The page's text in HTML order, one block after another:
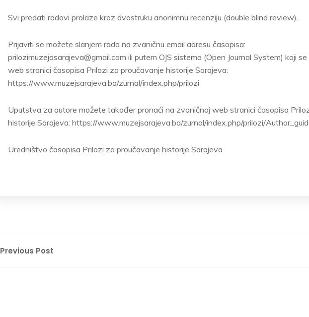
Svi predati radovi prolaze kroz dvostruku anonimnu recenziju (double blind review).
Prijaviti se možete slanjem rada na zvaničnu email adresu časopisa:
prilozimuzejasarajeva@gmail.com ili putem OJS sistema (Open Journal System) koji
web stranici časopisa Prilozi za proučavanje historije Sarajeva:
https://www.muzejsarajeva.ba/zurnal/index.php/prilozi
Uputstva za autore možete također pronaći na zvaničnoj web stranici časopisa
historije Sarajeva: https://www.muzejsarajeva.ba/zurnal/index.php/prilozi/
Uredništvo časopisa Prilozi za proučavanje historije Sarajeva
Previous Post